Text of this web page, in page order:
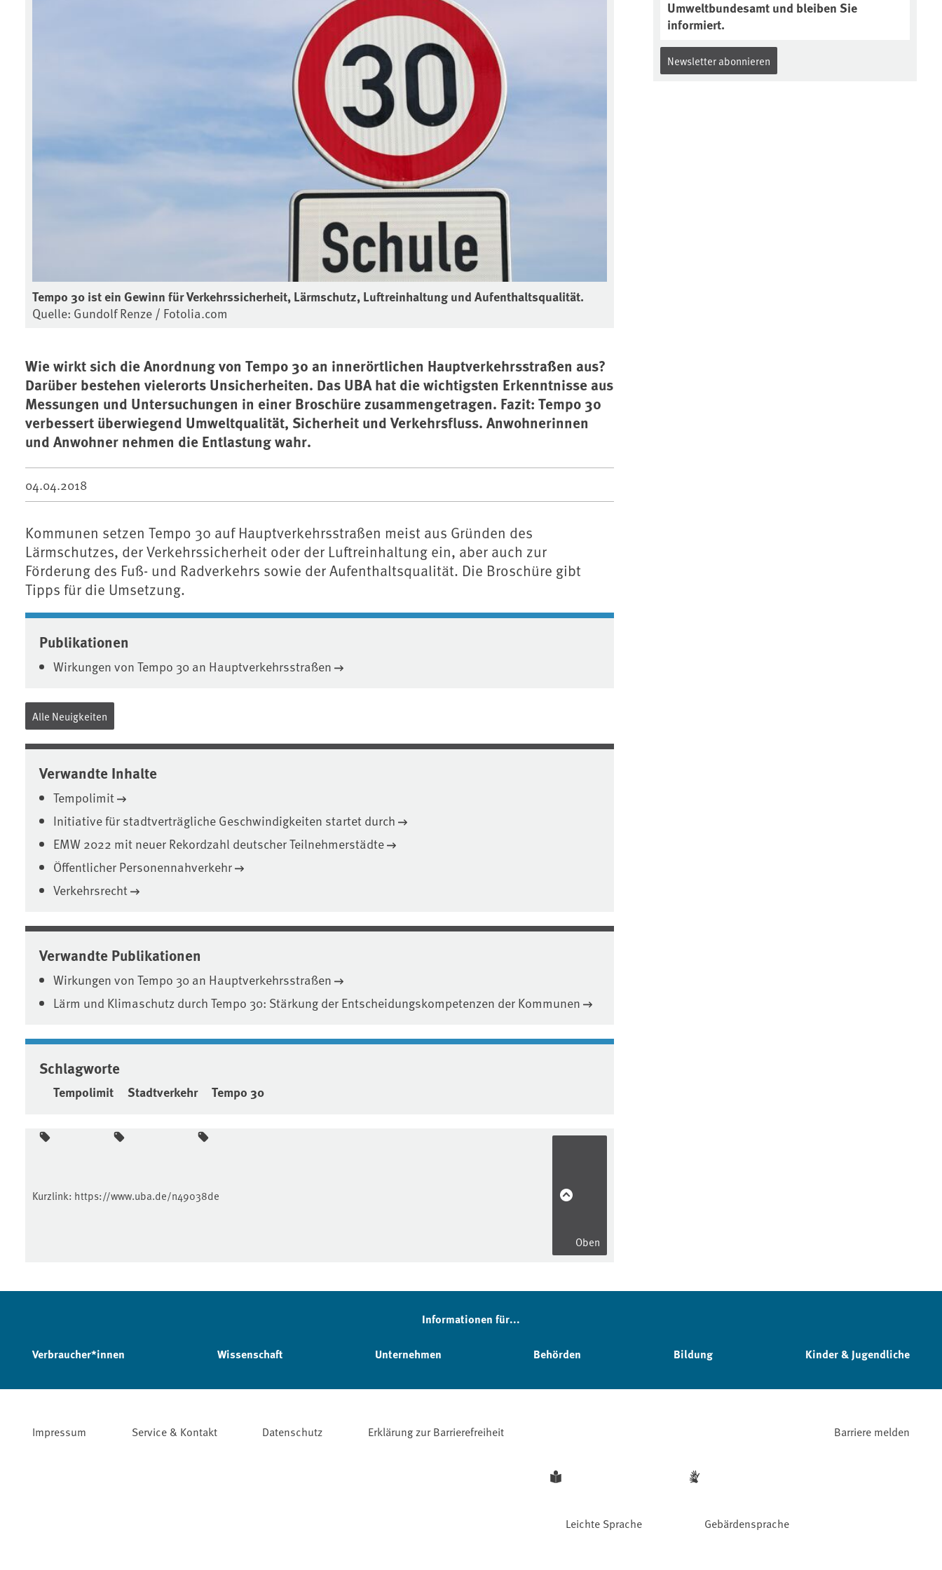
Tempo 30 ist ein Gewinn für Verkehrssicherheit, Lärmschutz, Luftreinhaltung und Aufenthaltsqualität.
Quelle: Gundolf Renze / Fotolia.com
Wie wirkt sich die Anordnung von Tempo 30 an innerörtlichen Hauptverkehrsstraßen aus?
Darüber bestehen vielerorts Unsicherheiten. Das UBA hat die wichtigsten Erkenntnisse aus
Messungen und Untersuchungen in einer Broschüre zusammengetragen. Fazit: Tempo 30
verbessert überwiegend Umweltqualität, Sicherheit und Verkehrsfluss. Anwohnerinnen
und Anwohner nehmen die Entlastung wahr.
04.04.2018
Kommunen setzen Tempo 30 auf Hauptverkehrsstraßen meist aus Gründen des
Lärmschutzes, der Verkehrssicherheit oder der Luftreinhaltung ein, aber auch zur
Förderung des Fuß- und Radverkehrs sowie der Aufenthaltsqualität. Die Broschüre gibt
Tipps für die Umsetzung.
Associated content
Publikationen
Wirkungen von Tempo 30 an Hauptverkehrsstraßen
Alle Neuigkeiten
Verwandte Inhalte
Tempolimit
Initiative für stadtverträgliche Geschwindigkeiten startet durch
EMW 2022 mit neuer Rekordzahl deutscher Teilnehmerstädte
Öffentlicher Personennahverkehr
Verkehrsrecht
Verwandte Publikationen
Wirkungen von Tempo 30 an Hauptverkehrsstraßen
Lärm und Klimaschutz durch Tempo 30: Stärkung der Entscheidungskompetenzen der Kommunen
Schlagworte
Tempolimit Stadtverkehr Tempo 30
Umweltbundesamt und bleiben Sie
informiert.
Newsletter abonnieren
Kurzlink: https://www.uba.de/n49038de
Oben
Informationen für...
Verbraucher*innen Wissenschaft Unternehmen Behörden Bildung Kinder & Jugendliche
Impressum Service & Kontakt Datenschutz Erklärung zur Barrierefreiheit
Leichte Sprache Gebärdensprache
Barriere melden